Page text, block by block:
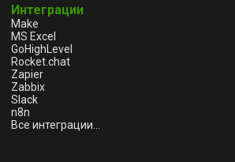
Интеграции
Make
MS Excel
GoHighLevel
Rocket.chat
Zapier
Zabbix
Slack
n8n
Все интеграции...